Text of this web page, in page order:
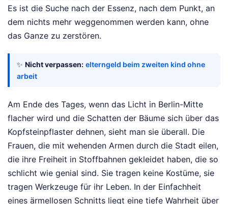
Es ist die Suche nach der Essenz, nach dem Punkt, an
dem nichts mehr weggenommen werden kann, ohne
das Ganze zu zerstören.
✨ Nicht verpassen: elterngeld beim zweiten kind ohne
arbeit
Am Ende des Tages, wenn das Licht in Berlin-Mitte
flacher wird und die Schatten der Bäume sich über das
Kopfsteinpflaster dehnen, sieht man sie überall. Die
Frauen, die mit wehenden Armen durch die Stadt eilen,
die ihre Freiheit in Stoffbahnen gekleidet haben, die so
schlicht wie genial sind. Sie tragen keine Kostüme, sie
tragen Werkzeuge für ihr Leben. In der Einfachheit
eines ärmellosen Schnitts liegt eine tiefe Wahrheit über